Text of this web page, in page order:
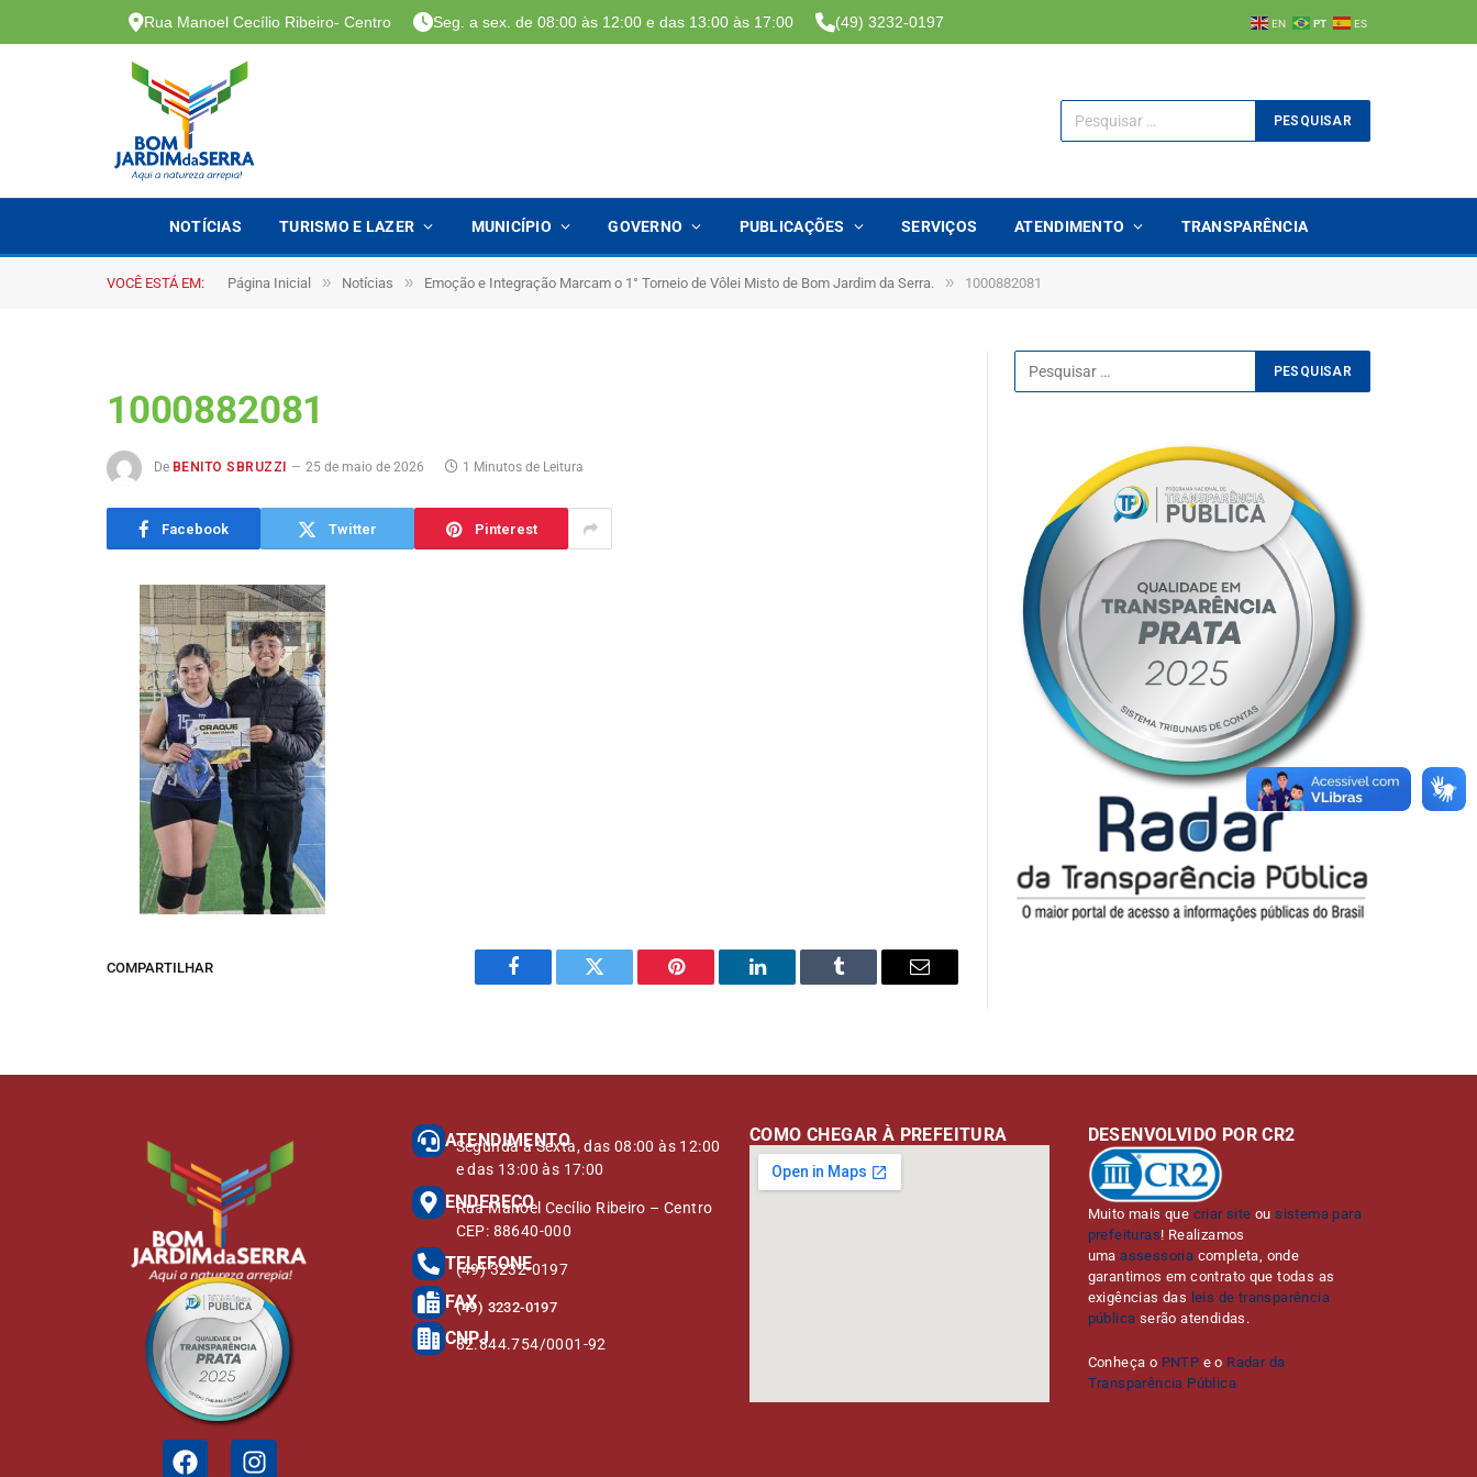
Rua Manoel Cecílio Ribeiro- Centro Seg. a sex. de 08:00 às 12:00 e das 13:00 às 17:00 (49) 3232-0197 EN PT ES
NOTÍCIAS TURISMO E LAZER MUNICÍPIO GOVERNO PUBLICAÇÕES SERVIÇOS ATENDIMENTO TRANSPARÊNCIA
VOCÊ ESTÁ EM: Página Inicial » Notícias » Emoção e Integração Marcam o 1° Torneio de Vôlei Misto de Bom Jardim da Serra. » 1000882081
1000882081
De BENITO SBRUZZI 25 de maio de 2026 1 Minutos de Leitura
Facebook Twitter Pinterest
COMPARTILHAR
Facebook Twitter Pinterest LinkedIn Tumblr
E-
ATENDIMENTO
Segunda à Sexta, das 08:00 às 12:00
e das 13:00 às 17:00
ENDEREÇO
Rua Manoel Cecílio Ribeiro – Centro
CEP: 88640-000
TELEFONE
(49) 3232-0197
FAX
(49) 3232-0197
CNPJ
82.844.754/0001-92
COMO CHEGAR À PREFEITURA DESENVOLVIDO POR CR2
Muito mais que criar site ousistema para
prefeituras! Realizamos
umaassessoria completa, onde
garantimos em contrato que todas as
exigências das leis de transparência
pública serão atendidas.
Conheça o PNTP e o Radar da
Transparência Pública